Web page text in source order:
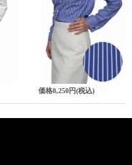
価格8,250円(税込)